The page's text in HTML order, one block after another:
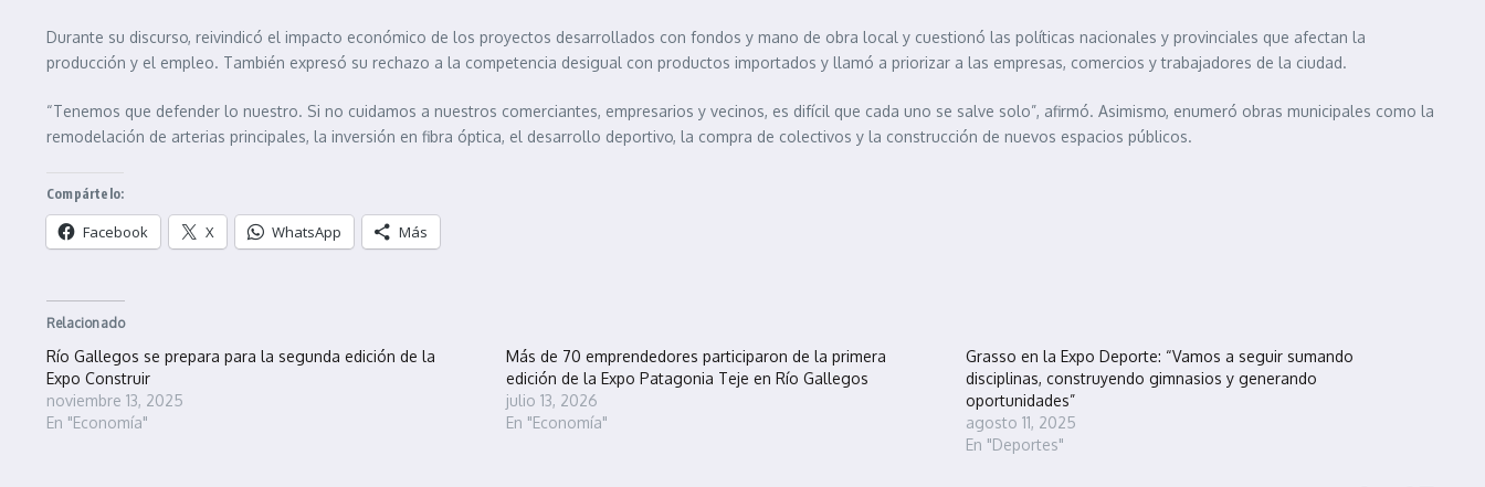
Durante su discurso, reivindicó el impacto económico de los proyectos desarrollados con fondos y mano de obra local y cuestionó las políticas nacionales y provinciales que afectan la
producción y el empleo. También expresó su rechazo a la competencia desigual con productos importados y llamó a priorizar a las empresas, comercios y trabajadores de la ciudad.
“Tenemos que defender lo nuestro. Si no cuidamos a nuestros comerciantes, empresarios y vecinos, es difícil que cada uno se salve solo”, afirmó. Asimismo, enumeró obras municipales como la
remodelación de arterias principales, la inversión en fibra óptica, el desarrollo deportivo, la compra de colectivos y la construcción de nuevos espacios públicos.
Compártelo:
Facebook X WhatsApp Más
Relacionado
Río Gallegos se prepara para la segunda edición de la
Expo Construir
noviembre 13, 2025
En "Economía"
Más de 70 emprendedores participaron de la primera
edición de la Expo Patagonia Teje en Río Gallegos
julio 13, 2026
En "Economía"
Grasso en la Expo Deporte: “Vamos a seguir sumando
disciplinas, construyendo gimnasios y generando
oportunidades”
agosto 11, 2025
En "Deportes"